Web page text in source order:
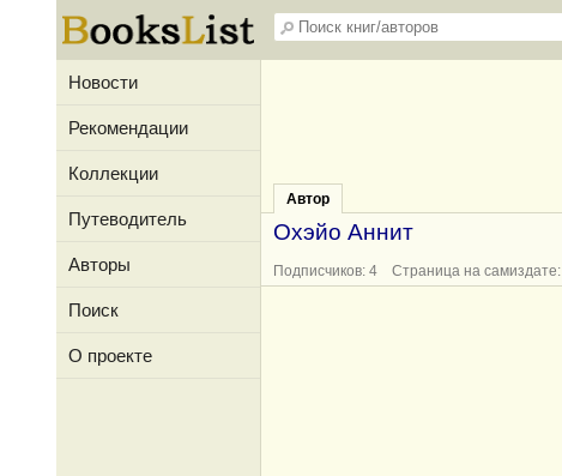
Новости
Рекомендации
Коллекции
Путеводитель
Авторы
Поиск
О проекте
Автор
Охэйо Аннит
Подписчиков: 4 Страница на самиздате: